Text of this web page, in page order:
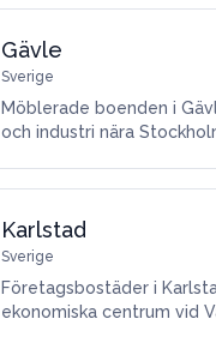
Gävle
Sverige
Möblerade boenden i
och industri nära
Karlstad
Sverige
Företagsbostäder i
ekonomiska centrum vid